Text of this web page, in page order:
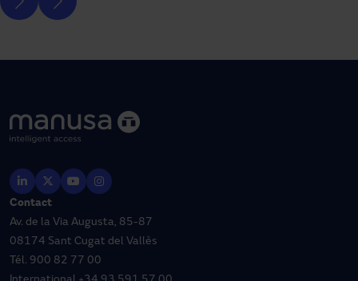
Contact
Av. de la Via Augusta, 85-87
08174 Sant Cugat del Vallès
Tél. 900 82 77 00